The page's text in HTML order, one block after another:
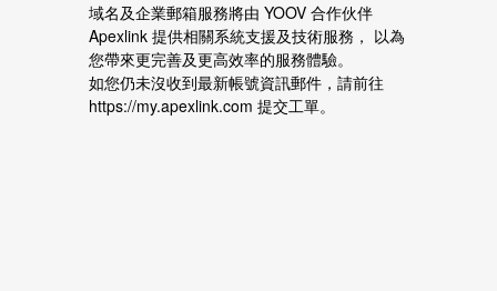
域名及企業郵箱服務將由 YOOV 合作伙伴
Apexlink 提供相關系統支援及技術服務， 以為
您帶來更完善及更高效率的服務體驗。
如您仍未沒收到最新帳號資訊郵件，請前往
https://my.apexlink.com 提交工單。